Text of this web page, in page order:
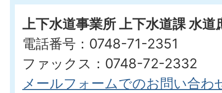
上下水道事業所 上下水道課 水
電話番号：0748-71-2351
ファックス：0748-72-2332
メールフォームでのお問い合わ